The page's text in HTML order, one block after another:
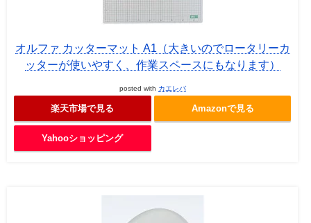
オルファ カッターマット A1（大きいのでロータリーカ
ッターが使いやすく、作業スペースにもなります）
posted with カエレバ
楽天市場で見る Amazonで見る
Yahooショッピング